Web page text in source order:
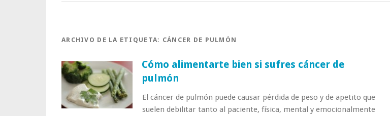
ARCHIVO DE LA ETIQUETA: CÁNCER DE PULMÓN
Cómo alimentarte bien si sufres cáncer de
pulmón
El cáncer de pulmón puede causar pérdida de peso y de apetito que
suelen debilitar tanto al paciente, física, mental y emocionalmente